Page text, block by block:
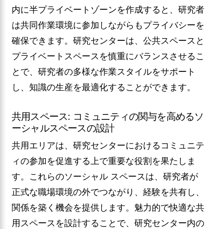
内に半プライベートゾーンを作成すると、研究者
は共同作業環境に参加しながらもプライバシーを
確保できます。研究センターは、公共スペースと
プライベートスペースを慎重にバランスさせるこ
とで、研究者の多様な作業スタイルをサポート
し、知識の生産を最適化することができます。
共用スペース: コミュニティの関与を高めるソ
ーシャルスペースの設計
共用エリアは、研究センターにおけるコミュニテ
ィの参加を促進する上で重要な役割を果たしま
す。これらのソーシャル スペースは、研究者が
正式な職場環境の外でつながり、経験を共有し、
関係を築く機会を提供します。魅力的で快適な共
用スペースを設計することで、研究センター内の